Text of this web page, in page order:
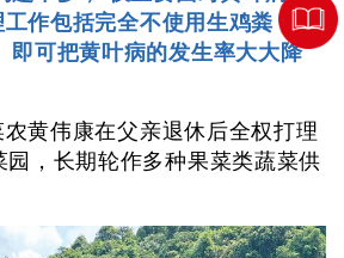
作包括完全不使用生鸡粪， 配
即可把黄叶病的发生率大大降
黄伟康在父亲退休后全权打理
，长期轮作多种果菜类蔬菜供